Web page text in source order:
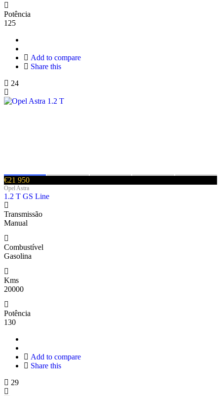
Potência
125
Add to compare
Share this
24
€21 950
Opel Astra
1.2 T GS Line
Transmissão
Manual
Combustível
Gasolina
Kms
20000
Potência
130
Add to compare
Share this
29